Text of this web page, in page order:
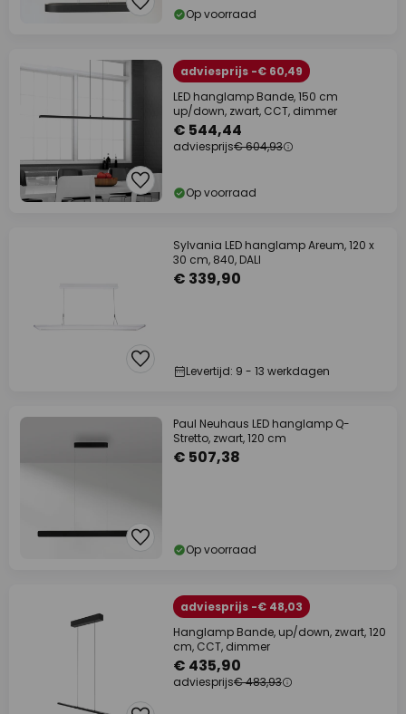
Op voorraad
adviesprijs -€ 60,49
LED hanglamp Bande, 150 cm
up/down, zwart, CCT, dimmer
€ 544,44
adviesprijs€ 604,93
Op voorraad
Sylvania LED hanglamp Areum, 120 x
30 cm, 840, DALI
€ 339,90
Levertijd: 9 - 13 werkdagen
Paul Neuhaus LED hanglamp Q-
Stretto, zwart, 120 cm
€ 507,38
Op voorraad
adviesprijs -€ 48,03
Hanglamp Bande, up/down, zwart, 120
cm, CCT, dimmer
€ 435,90
adviesprijs€ 483,93